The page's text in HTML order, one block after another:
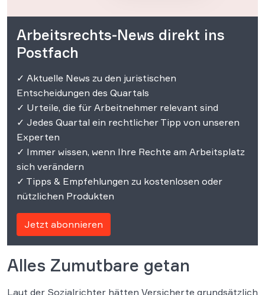
Arbeitsrechts-News direkt ins
Postfach
✓ Aktuelle News zu den juristischen
Entscheidungen des Quartals
✓ Urteile, die für Arbeitnehmer relevant sind
✓ Jedes Quartal ein rechtlicher Tipp von unseren
Experten
✓ Immer wissen, wenn Ihre Rechte am Arbeitsplatz
sich verändern
✓ Tipps & Empfehlungen zu kostenlosen oder
nützlichen Produkten
Jetzt abonnieren
Alles Zumutbare getan
Laut der Sozialrichter hätten Versicherte grundsätzlich